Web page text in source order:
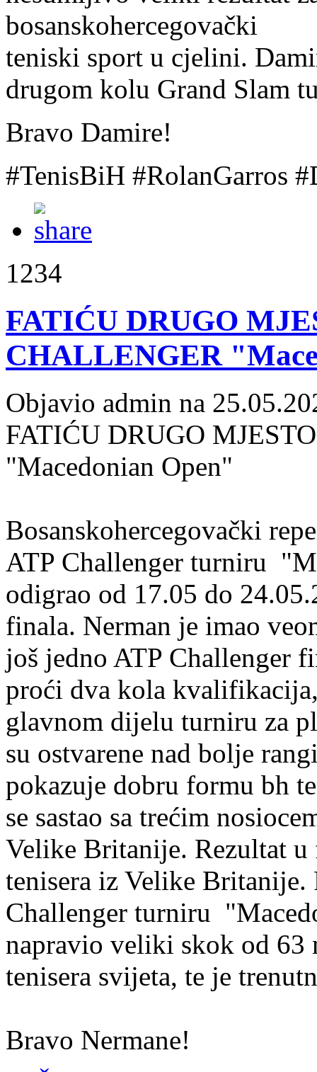
bosanskohercegovački
teniski sport u cjelini.
drugom kolu Grand Slam
Bravo Damire!
#TenisBiH #RolanGarros
1234
FATIĆU DRUGO
CHALLENGER
Objavio admin na
FATIĆU DRUGO
"Macedonian Open"
Bosanskohercegovački
ATP Challenger turniru
odigrao od 17.05 do
finala. Nerman je imao
još jedno ATP Challenger
proći dva kola
glavnom dijelu turniru za
su ostvarene nad bolje
pokazuje dobru formu bh
se sastao sa trećim
Velike Britanije. Rezultat
tenisera iz Velike Britanije.
Challenger turniru
napravio veliki skok od 63
tenisera svijeta, te je
Bravo Nermane!